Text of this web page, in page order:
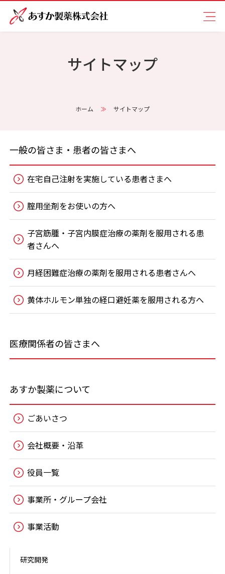
サイトマップ
ホーム サイトマップ
一般の皆さま・患者の皆さまへ
在宅自己注射を実施している患者さまへ
腟用坐剤をお使いの方へ
子宮筋腫・子宮内膜症治療の薬剤を服用される患
者さんへ
月経困難症治療の薬剤を服用される患者さんへ
黄体ホルモン単独の経口避妊薬を服用される方へ
医療関係者の皆さまへ
あすか製薬について
ごあいさつ
会社概要・沿革
役員一覧
事業所・グループ会社
事業活動
研究開発